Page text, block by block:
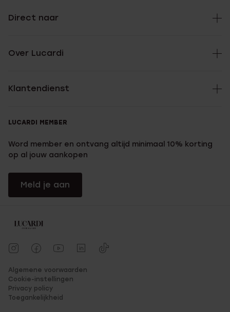
Direct naar
Over Lucardi
Klantendienst
LUCARDI MEMBER
Word member en ontvang altijd minimaal 10% korting
op al jouw aankopen
Meld je aan
Algemene voorwaarden
Cookie-instellingen
Privacy policy
Toegankelijkheid